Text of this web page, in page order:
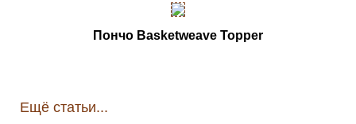
Пончо Basketweave Topper
Ещё статьи...